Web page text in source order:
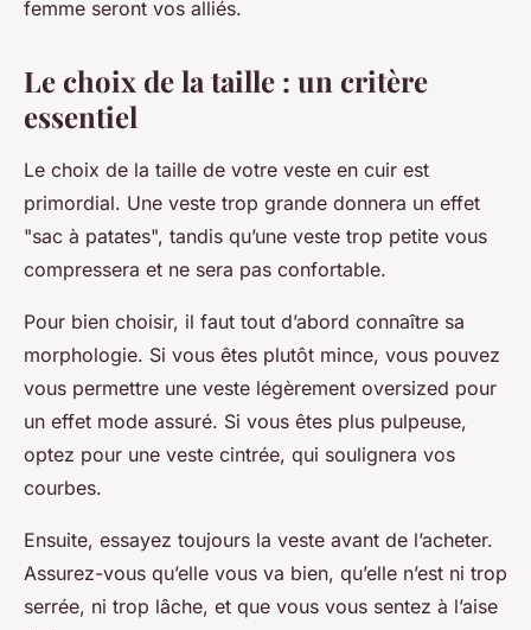
femme seront vos alliés.
Le choix de la taille : un critère
essentiel
Le choix de la taille de votre veste en cuir est
primordial. Une veste trop grande donnera un effet
"sac à patates", tandis qu’une veste trop petite vous
compressera et ne sera pas confortable.
Pour bien choisir, il faut tout d’abord connaître sa
morphologie. Si vous êtes plutôt mince, vous pouvez
vous permettre une veste légèrement oversized pour
un effet mode assuré. Si vous êtes plus pulpeuse,
optez pour une veste cintrée, qui soulignera vos
courbes.
Ensuite, essayez toujours la veste avant de l’acheter.
Assurez-vous qu’elle vous va bien, qu’elle n’est ni trop
serrée, ni trop lâche, et que vous vous sentez à l’aise